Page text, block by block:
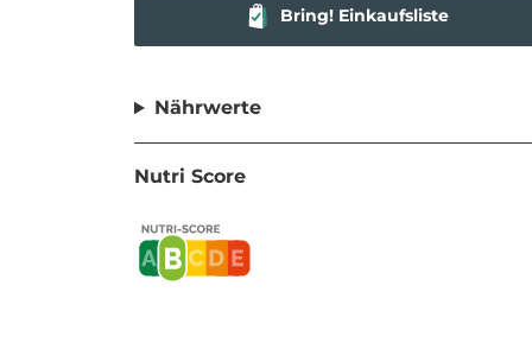
Bring! Einkaufsliste
Nährwerte
Nutri Score